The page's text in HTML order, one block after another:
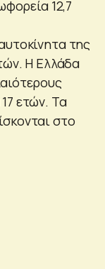
12,7
της
Η Ελλάδα
ετών. Τα
στο